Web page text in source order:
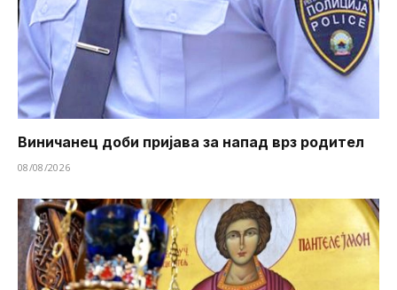
Виничанец доби пријава за напад врз родител
08/08/2026